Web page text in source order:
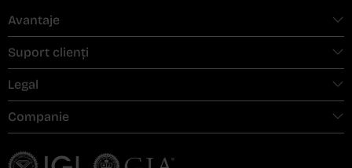
Avantaje
Suport clienți
Legal
Companie